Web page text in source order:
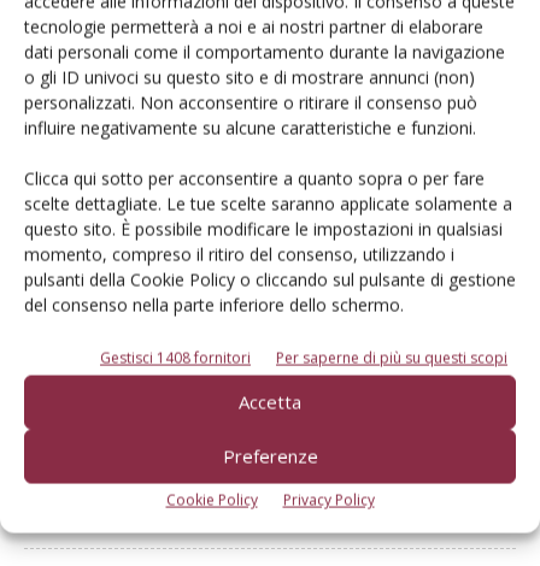
tecnologie permetterà a noi e ai nostri partner di elaborare
dati personali come il comportamento durante la navigazione
o gli ID univoci su questo sito e di mostrare annunci (non)
personalizzati. Non acconsentire o ritirare il consenso può
influire negativamente su alcune caratteristiche e funzioni.
Clicca qui sotto per acconsentire a quanto sopra o per fare
scelte dettagliate. Le tue scelte saranno applicate solamente a
questo sito. È possibile modificare le impostazioni in qualsiasi
momento, compreso il ritiro del consenso, utilizzando i
pulsanti della Cookie Policy o cliccando sul pulsante di gestione
del consenso nella parte inferiore dello schermo.
Gestisci 1408 fornitori Per saperne di più su questi scopi
Accetta
Preferenze
Cookie Policy Privacy Policy
Dalla stessa categoria
McCormick X8.631 VT-Drive
Verifica effettuata su una macchina con all’attivo 300 ore
Di Ottavio Repetti-
PROVATO DAGLI AGROMECCANICI 25 Maggio 2026
Erpice a dischi Rol-Ex BT 300 e
rullo-cutter Rol-Ex WCNF 300
Verifica effettuata su una macchina con all’attivo una stagione